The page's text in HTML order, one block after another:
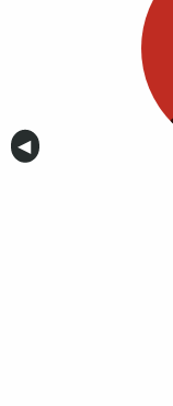
Anterior
◀︎